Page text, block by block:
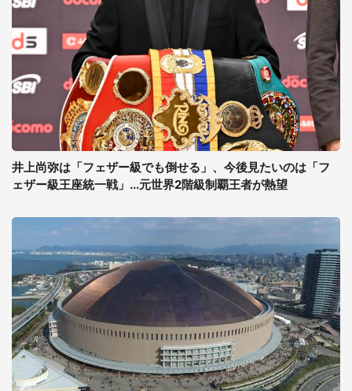
井上尚弥は「フェザー級でも倒せる」、今後見たいのは「フ
ェザー級王座統一戦」...元世界2階級制覇王者が熱望